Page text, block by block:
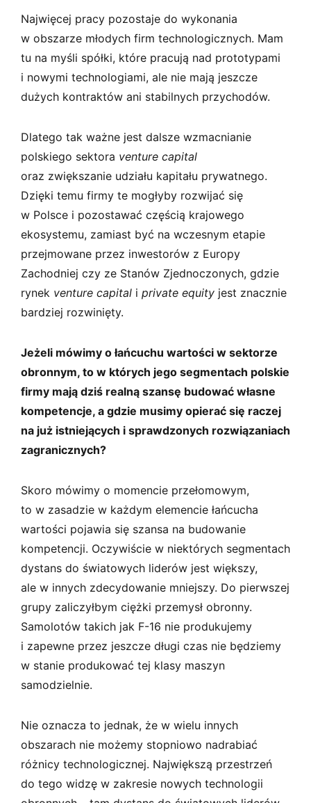
Najwięcej pracy pozostaje do wykonania
w obszarze młodych firm technologicznych. Mam
tu na myśli spółki, które pracują nad prototypami
i nowymi technologiami, ale nie mają jeszcze
dużych kontraktów ani stabilnych przychodów.
Dlatego tak ważne jest dalsze wzmacnianie
polskiego sektora venture capital
oraz zwiększanie udziału kapitału prywatnego.
Dzięki temu firmy te mogłyby rozwijać się
w Polsce i pozostawać częścią krajowego
ekosystemu, zamiast być na wczesnym etapie
przejmowane przez inwestorów z Europy
Zachodniej czy ze Stanów Zjednoczonych, gdzie
rynek venture capital i private equity jest znacznie
bardziej rozwinięty.
Jeżeli mówimy o łańcuchu wartości w sektorze
obronnym, to w których jego segmentach polskie
firmy mają dziś realną szansę budować własne
kompetencje, a gdzie musimy opierać się raczej
na już istniejących i sprawdzonych rozwiązaniach
zagranicznych?
Skoro mówimy o momencie przełomowym,
to w zasadzie w każdym elemencie łańcucha
wartości pojawia się szansa na budowanie
kompetencji. Oczywiście w niektórych segmentach
dystans do światowych liderów jest większy,
ale w innych zdecydowanie mniejszy. Do pierwszej
grupy zaliczyłbym ciężki przemysł obronny.
Samolotów takich jak F-16 nie produkujemy
i zapewne przez jeszcze długi czas nie będziemy
w stanie produkować tej klasy maszyn
samodzielnie.
Nie oznacza to jednak, że w wielu innych
obszarach nie możemy stopniowo nadrabiać
różnicy technologicznej. Największą przestrzeń
do tego widzę w zakresie nowych technologii